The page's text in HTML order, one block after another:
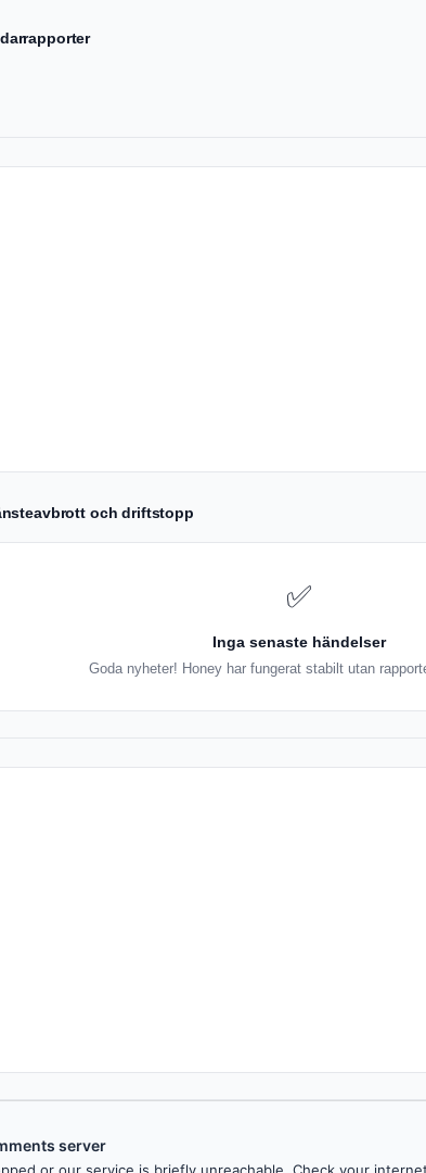
och driftstopp
✅
Inga senaste händelser
Goda nyheter! Honey har fungerat stabilt utan
server
or our service is briefly unreachable. Check your